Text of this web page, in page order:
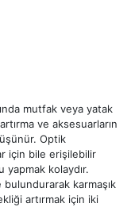
mutfak veya yatak
ve aksesuarların
Optik
için bile erişilebilir
yapmak kolaydır.
karmaşık
artırmak için iki